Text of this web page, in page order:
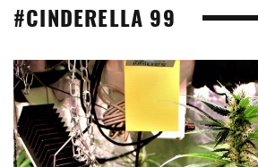
#CINDERELLA 99